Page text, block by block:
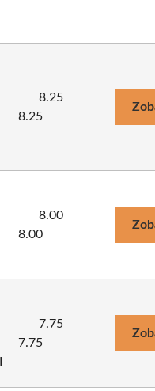
8.25
8.25
8.00
8.00
7.75
7.75